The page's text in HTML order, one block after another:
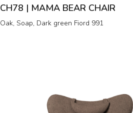
CH78 | MAMA BEAR CHAIR
Oak, Soap, Dark green Fiord 991